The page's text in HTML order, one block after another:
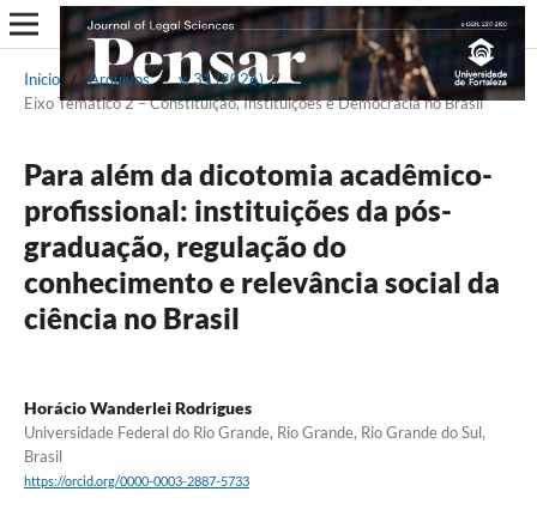
Início / Arquivos / v. 31 (2026)
/
Eixo Temático 2 – Constituição, Instituições e Democracia no Brasil
Para além da dicotomia acadêmico-
profissional: instituições da pós-
graduação, regulação do
conhecimento e relevância social da
ciência no Brasil
Horácio Wanderlei Rodrigues
Universidade Federal do Rio Grande, Rio Grande, Rio Grande do Sul,
Brasil
https://orcid.org/0000-0003-2887-5733